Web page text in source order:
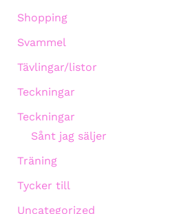
Shopping
Svammel
Tävlingar/listor
Teckningar
Teckningar
Sånt jag säljer
Träning
Tycker till
Uncategorized